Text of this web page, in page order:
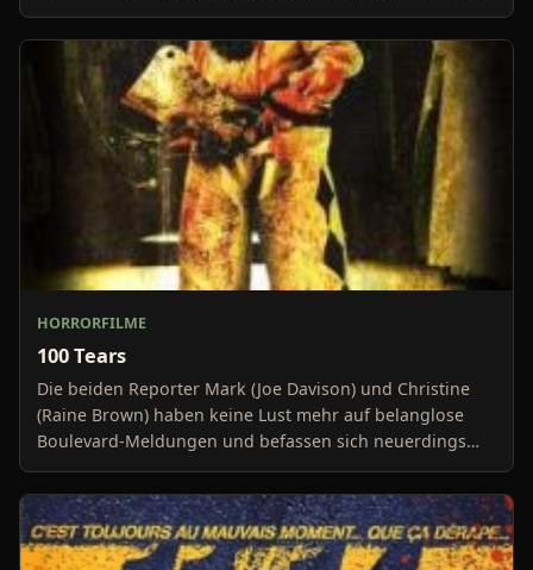
HORRORFILME
100 Tears
Die beiden Reporter Mark (Joe Davison) und Christine
(Raine Brown) haben keine Lust mehr auf belanglose
Boulevard-Meldungen und befassen sich neuerdings
mit Se